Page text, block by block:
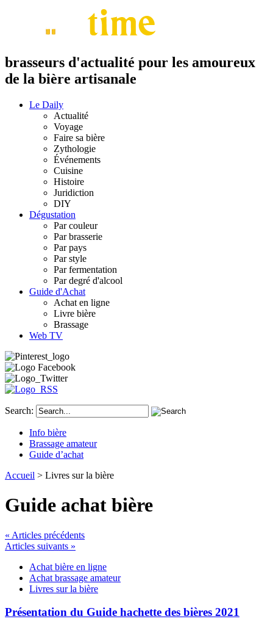
brasseurs d'actualité pour les amoureux
de la bière artisanale
Le Daily
Actualité
Voyage
Faire sa bière
Zythologie
Événements
Cuisine
Histoire
Juridiction
DIY
Dégustation
Par couleur
Par brasserie
Par pays
Par style
Par fermentation
Par degré d'alcool
Guide d'Achat
Achat en ligne
Livre bière
Brassage
Web TV
Search:
Info bière
Brassage amateur
Guide d’achat
Accueil > Livres sur la bière
Guide achat bière
« Articles précédents
Articles suivants »
Achat bière en ligne
Achat brassage amateur
Livres sur la bière
Présentation du Guide hachette des bières 2021